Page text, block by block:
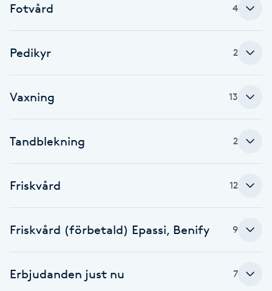
Gruppträning
H
Headspa
Herrklippning
HIFU
Fotvård 4
Pedikyr 2
Vaxning 13
Tandblekning 2
Friskvård 12
Friskvård (förbetald) Epassi, Benify 9
Erbjudanden just nu 7